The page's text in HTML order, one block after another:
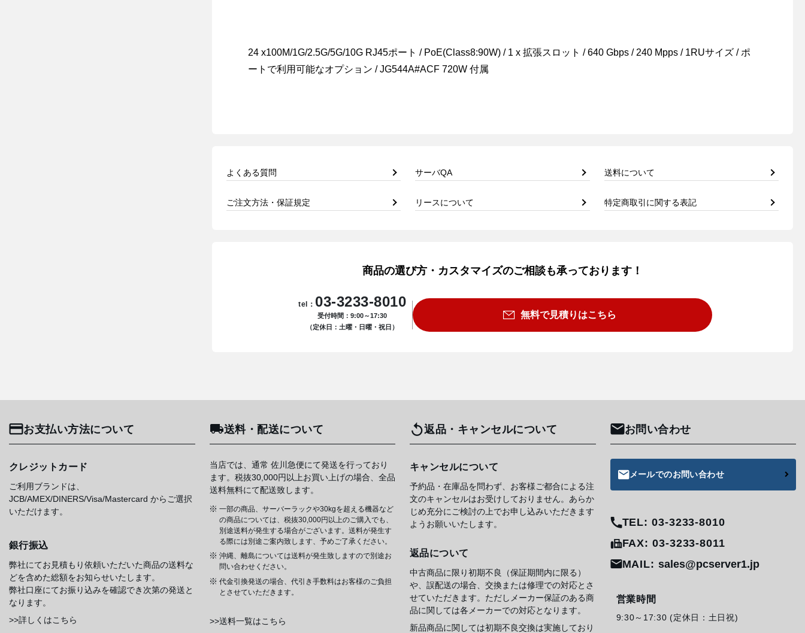
24 x100M/1G/2.5G/5G/10G RJ45ポート / PoE(Class8:90W) / 1 x 拡張スロット / 640 Gbps / 240 Mpps / 1RUサイズ / ポ
ートで利用可能なオプション / JG544A#ACF 720W 付属
よくある質問 サーバQA 送料について
ご注文方法・保証規定 リースについて 特定商取引に関する表記
商品の選び方・カスタマイズのご相談も承っております！
tel： 03-3233-8010
受付時間：9:00～17:30
（定休日：土曜・日曜・祝日）
無料で見積りはこちら
お支払い方法について
クレジットカード
ご利用ブランドは、
JCB/AMEX/DINERS/Visa/Mastercard からご選択
いただけます。
銀行振込
弊社にてお見積もり依頼いただいた商品の送料な
どを含めた総額をお知らせいたします。
弊社口座にてお振り込みを確認でき次第の発送と
なります。
>>詳しくはこちら
送料・配送について
当店では、通常 佐川急便にて発送を行っており
ます。税抜30,000円以上お買い上げの場合、全品
送料無料にて配送致します。
一部の商品、サーバーラックや30kgを超える機器など
の商品については、税抜30,000円以上のご購入でも、
別途送料が発生する場合がございます。送料が発生す
る際には別途ご案内致します、予めご了承ください。
沖縄、離島については送料が発生致しますので別途お
問い合わせください。
代金引換発送の場合、代引き手数料はお客様のご負担
とさせていただきます。
>>送料一覧はこちら
返品・キャンセルについて
キャンセルについて
予約品・在庫品を問わず、お客様ご都合による注
文のキャンセルはお受けしておりません。あらか
じめ充分にご検討の上でお申し込みいただきます
ようお願いいたします。
返品について
中古商品に限り初期不良（保証期間内に限る）
や、誤配送の場合、交換または修理での対応とさ
せていただきます。ただしメーカー保証のある商
品に関しては各メーカーでの対応となります。
新品商品に関しては初期不良交換は実施しており
お問い合わせ
メールでのお問い合わせ
TEL: 03-3233-8010
FAX: 03-3233-8011
MAIL: sales@pcserver1.jp
営業時間
9:30～17:30 (定休日：土日祝)